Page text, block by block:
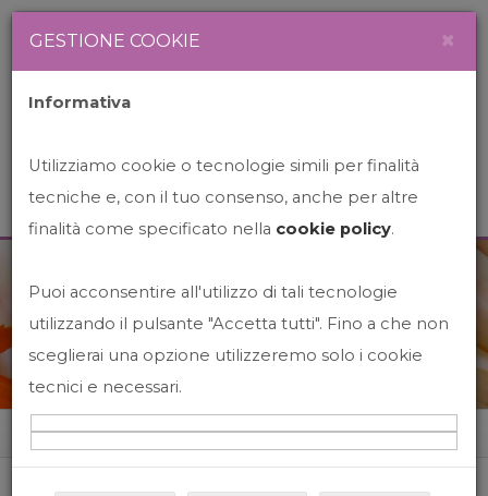
News&Events
Home News&events
GESTIONE COOKIE ×
Informativa
Utilizziamo cookie o tecnologie simili per finalità
tecniche e, con il tuo consenso, anche per altre
finalità come specificato nella cookie policy.
Puoi acconsentire all'utilizzo di tali tecnologie
utilizzando il pulsante "Accetta tutti". Fino a che non
sceglierai una opzione utilizzeremo solo i cookie
tecnici e necessari.